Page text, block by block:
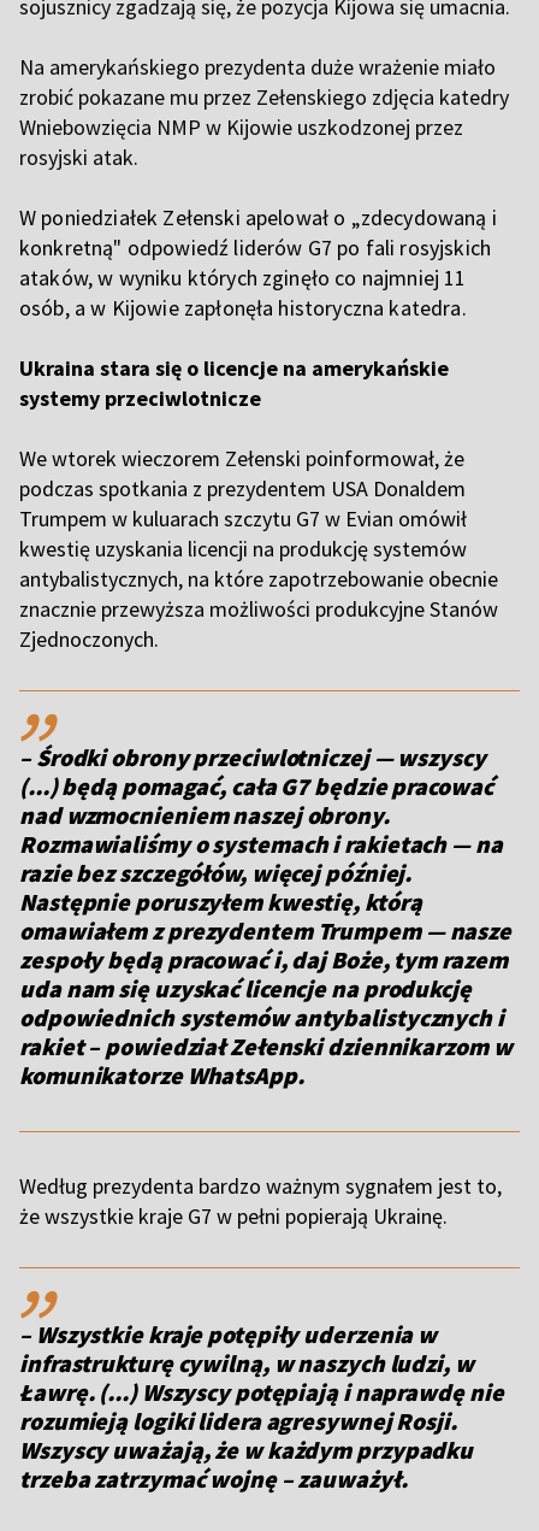
sojusznicy zgadzają się, że pozycja Kijowa się umacnia.
Na amerykańskiego prezydenta duże wrażenie miało
zrobić pokazane mu przez Zełenskiego zdjęcia katedry
Wniebowzięcia NMP w Kijowie uszkodzonej przez
rosyjski atak.
W poniedziałek Zełenski apelował o „zdecydowaną i
konkretną" odpowiedź liderów G7 po fali rosyjskich
ataków, w wyniku których zginęło co najmniej 11
osób, a w Kijowie zapłonęła historyczna katedra.
Ukraina stara się o licencje na amerykańskie
systemy przeciwlotnicze
We wtorek wieczorem Zełenski poinformował, że
podczas spotkania z prezydentem USA Donaldem
Trumpem w kuluarach szczytu G7 w Evian omówił
kwestię uzyskania licencji na produkcję systemów
antybalistycznych, na które zapotrzebowanie obecnie
znacznie przewyższa możliwości produkcyjne Stanów
Zjednoczonych.
,,
– Środki obrony przeciwlotniczej — wszyscy
(...) będą pomagać, cała G7 będzie pracować
nad wzmocnieniem naszej obrony.
Rozmawialiśmy o systemach i rakietach — na
razie bez szczegółów, więcej później.
Następnie poruszyłem kwestię, którą
omawiałem z prezydentem Trumpem — nasze
zespoły będą pracować i, daj Boże, tym razem
uda nam się uzyskać licencje na produkcję
odpowiednich systemów antybalistycznych i
rakiet – powiedział Zełenski dziennikarzom w
komunikatorze WhatsApp.
Według prezydenta bardzo ważnym sygnałem jest to,
że wszystkie kraje G7 w pełni popierają Ukrainę.
,,
– Wszystkie kraje potępiły uderzenia w
infrastrukturę cywilną, w naszych ludzi, w
Ławrę. (...) Wszyscy potępiają i naprawdę nie
rozumieją logiki lidera agresywnej Rosji.
Wszyscy uważają, że w każdym przypadku
trzeba zatrzymać wojnę – zauważył.